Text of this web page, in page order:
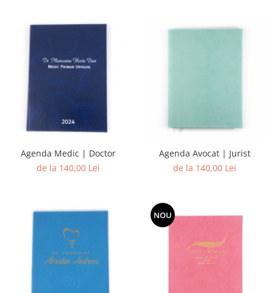
Agenda Medic | Doctor
de la 140,00 Lei
Agenda Avocat | Jurist
de la 140,00 Lei
NOU